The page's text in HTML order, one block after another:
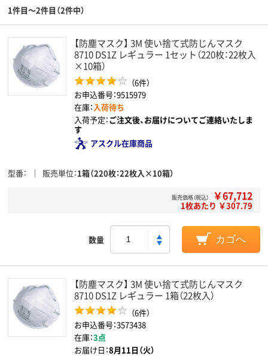
1件目～2件目（2件中）
【防塵マスク】 3M 使い捨て式防じんマスク
8710 DS1Z レギュラー 1セット（220枚：22枚入
×10箱）
（6件）
お申込番号：9515979
在庫：入荷待ち
入荷予定：ご注文後、お届けについてご連絡いたしま
す
アスクル在庫商品
型番 販売単位 1箱（220枚：22枚入×10箱）
販売価格（税込） ￥67,712
1枚あたり ￥307.79
数量 カゴへ
【防塵マスク】 3M 使い捨て式防じんマスク
8710 DS1Z レギュラー 1箱（22枚入）
（6件）
お申込番号：3573438
在庫：3点
お届け日：8月11日（火）